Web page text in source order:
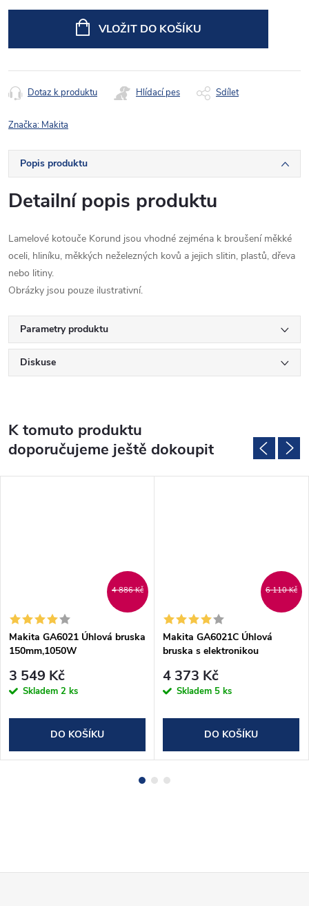
VLOŽIT DO KOŠÍKU
Dotaz k produktu Hlídací pes Sdílet
Značka: Makita
Popis produktu
Detailní popis produktu
Lamelové kotouče Korund jsou vhodné zejména k broušení měkké
oceli, hliníku, měkkých neželezných kovů a jejich slitin, plastů, dřeva
nebo litiny.
Obrázky jsou pouze ilustrativní.
Parametry produktu
Diskuse
K tomuto produktu
doporučujeme ještě dokoupit
4 886 Kč
Makita GA6021 Úhlová bruska
150mm,1050W
3 549 Kč
Skladem 2 ks
DO KOŠÍKU
6 110 Kč
Makita GA6021C Úhlová
bruska s elektronikou
4 373 Kč
Skladem 5 ks
DO KOŠÍKU